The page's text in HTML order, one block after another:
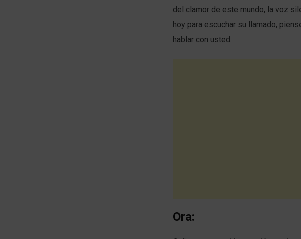
del clamor de este mundo, la voz
hoy para escuchar su llamado,
hablar con usted.
Ora: